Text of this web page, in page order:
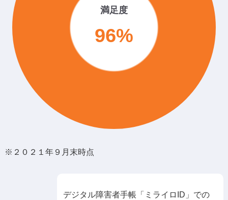
満足度
96%
※２０２１年９月末時点
デジタル障害者手帳「ミライロID」での